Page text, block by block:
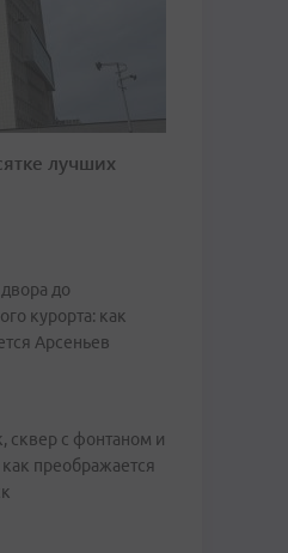
лучших
до
курорта: как
Арсеньев
сквер с фонтаном и
как преображается